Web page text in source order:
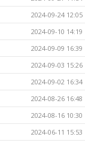
2024-09-24 12:05
2024-09-10 14:19
2024-09-09 16:39
2024-09-03 15:26
2024-09-02 16:34
2024-08-26 16:48
2024-08-16 10:30
2024-06-11 15:53